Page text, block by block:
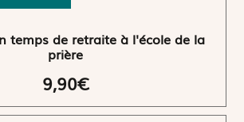
temps de retraite à l'école de la
prière
9,90€